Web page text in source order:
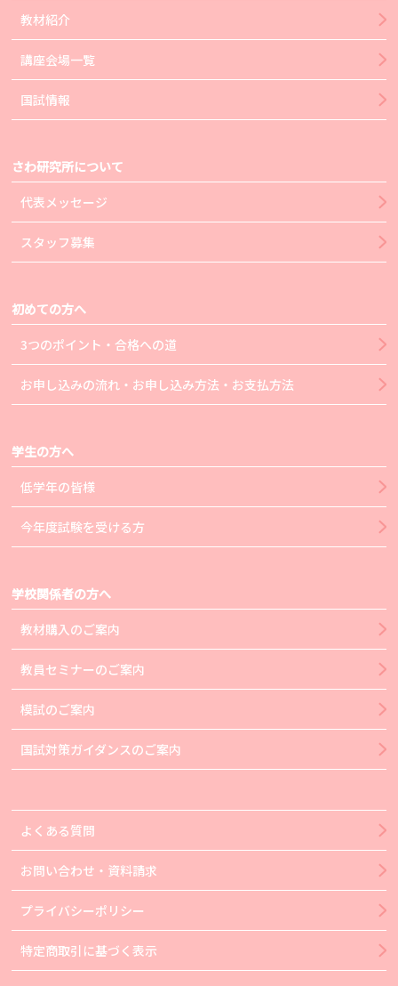
教材紹介
講座会場一覧
国試情報
さわ研究所について
代表メッセージ
スタッフ募集
初めての方へ
3つのポイント・合格への道
お申し込みの流れ・お申し込み方法・お支払方法
学生の方へ
低学年の皆様
今年度試験を受ける方
学校関係者の方へ
教材購入のご案内
教員セミナーのご案内
模試のご案内
国試対策ガイダンスのご案内
よくある質問
お問い合わせ・資料請求
プライバシーポリシー
特定商取引に基づく表示